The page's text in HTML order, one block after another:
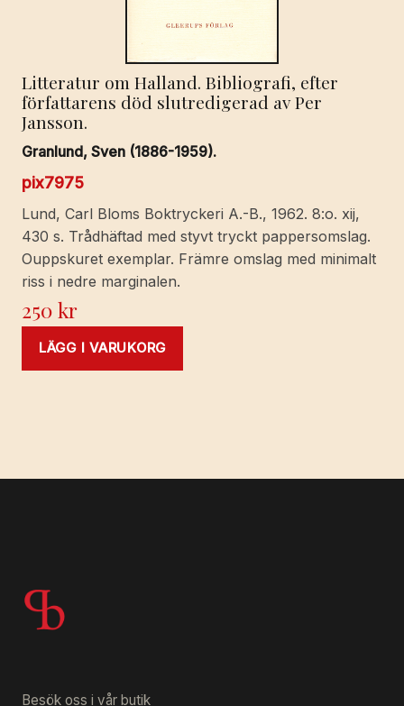
Litteratur om Halland. Bibliografi, efter
författarens död slutredigerad av Per
Jansson.
Granlund, Sven (1886-1959).
pix7975
Lund, Carl Bloms Boktryckeri A.-B., 1962. 8:o. xij,
430 s. Trådhäftad med styvt tryckt pappersomslag.
Ouppskuret exemplar. Främre omslag med minimalt
riss i nedre marginalen.
250kr
LÄGG I VARUKORG
Besök oss i vår butik